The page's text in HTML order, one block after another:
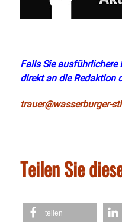
Falls Sie
direkt an die Redaktion
trauer@wasserburger-
Teilen Sie
teilen